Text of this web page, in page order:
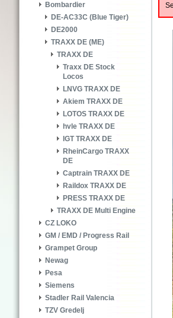
Bombardier
DE-AC33C (Blue Tiger)
DE2000
TRAXX DE (ME)
TRAXX DE
Traxx DE Stock
Locos
LNVG TRAXX DE
Akiem TRAXX DE
LOTOS TRAXX DE
hvle TRAXX DE
IGT TRAXX DE
RheinCargo TRAXX
DE
Captrain TRAXX DE
Raildox TRAXX DE
PRESS TRAXX DE
TRAXX DE Multi Engine
CZ LOKO
GM / EMD / Progress Rail
Grampet Group
Newag
Pesa
Siemens
Stadler Rail Valencia
TZV Gredelj